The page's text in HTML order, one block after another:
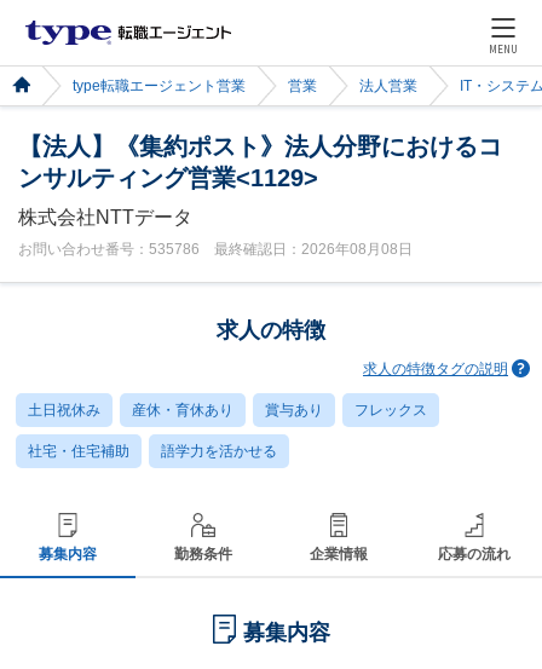
MENU
type転職エージェント営業 営業 法人営業 IT・システ
【法人】《集約ポスト》法人分野におけるコ
ンサルティング営業<1129>
株式会社NTTデータ
お問い合わせ番号：535786 最終確認日：2026年08月08日
求人の特徴
求人の特徴タグの説明
土日祝休み 産休・育休あり 賞与あり フレックス
社宅・住宅補助 語学力を活かせる
募集内容 勤務条件 企業情報 応募の流れ
募集内容